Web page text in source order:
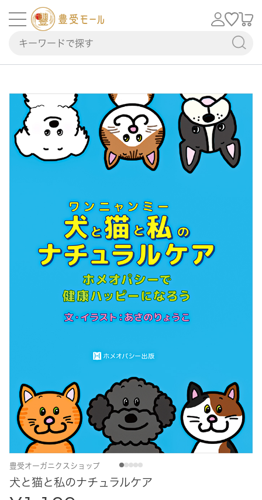
豊受オーガニクスショップ
犬と猫と私のナチュラルケア